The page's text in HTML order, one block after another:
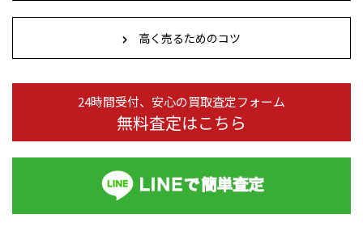
高く売るためのコツ
24時間受付、安心の買取査定フォーム
無料査定はこちら